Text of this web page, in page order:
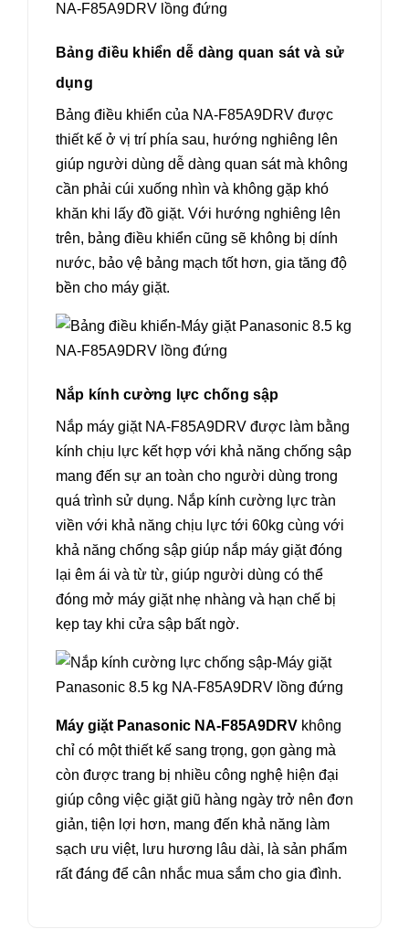
Bảng điều khiển dễ dàng quan sát và sử
dụng
Bảng điều khiển của NA-F85A9DRV được
thiết kế ở vị trí phía sau, hướng nghiêng lên
giúp người dùng dễ dàng quan sát mà không
cần phải cúi xuống nhìn và không gặp khó
khăn khi lấy đồ giặt. Với hướng nghiêng lên
trên, bảng điều khiển cũng sẽ không bị dính
nước, bảo vệ bảng mạch tốt hơn, gia tăng độ
bền cho máy giặt.
Nắp kính cường lực chống sập
Nắp máy giặt NA-F85A9DRV được làm bằng
kính chịu lực kết hợp với khả năng chống sập
mang đến sự an toàn cho người dùng trong
quá trình sử dụng. Nắp kính cường lực tràn
viền với khả năng chịu lực tới 60kg cùng với
khả năng chống sập giúp nắp máy giặt đóng
lại êm ái và từ từ, giúp người dùng có thể
đóng mở máy giặt nhẹ nhàng và hạn chế bị
kẹp tay khi cửa sập bất ngờ.
Máy giặt Panasonic NA-F85A9DRV không
chỉ có một thiết kế sang trọng, gọn gàng mà
còn được trang bị nhiều công nghệ hiện đại
giúp công việc giặt giũ hàng ngày trở nên đơn
giản, tiện lợi hơn, mang đến khả năng làm
sạch ưu việt, lưu hương lâu dài, là sản phẩm
rất đáng để cân nhắc mua sắm cho gia đình.